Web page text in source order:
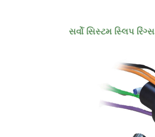
સર્વો સિસ્ટમ સ્લિપ રિંગ્સ